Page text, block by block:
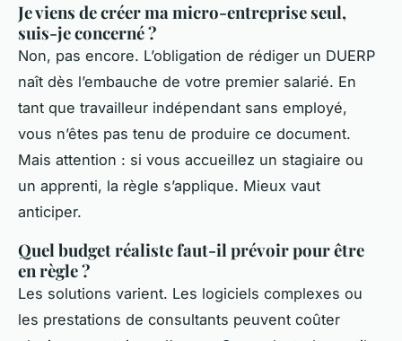
Je viens de créer ma micro-entreprise seul,
suis-je concerné ?
Non, pas encore. L’obligation de rédiger un DUERP
naît dès l’embauche de votre premier salarié. En
tant que travailleur indépendant sans employé,
vous n’êtes pas tenu de produire ce document.
Mais attention : si vous accueillez un stagiaire ou
un apprenti, la règle s’applique. Mieux vaut
anticiper.
Quel budget réaliste faut-il prévoir pour être
en règle ?
Les solutions varient. Les logiciels complexes ou
les prestations de consultants peuvent coûter